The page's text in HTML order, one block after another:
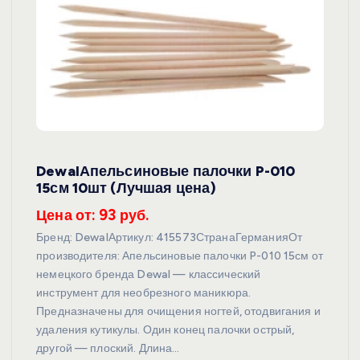
DewalАпельсиновые палочки P-010
15см 10шт (Лучшая цена)
Цена от: 93 руб.
Бренд: DewalАртикул: 415573СтранаГерманияОт
производителя: Апельсиновые палочки P-010 15см от
немецкого бренда Dewal — классический
инструмент для необрезного маникюра.
Предназначены для очищения ногтей, отодвигания и
удаления кутикулы. Один конец палочки острый,
другой — плоский. Длина…